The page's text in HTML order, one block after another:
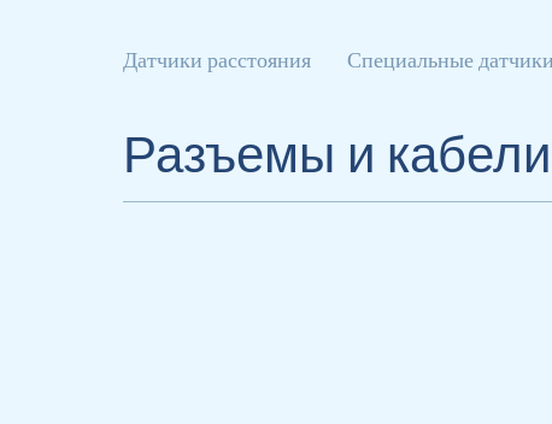
Датчики расстояния Специальные датчики
Разъемы и кабели